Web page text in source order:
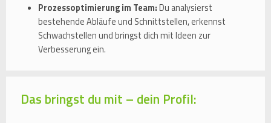
Prozessoptimierung im Team:Du analysierst
bestehende Abläufe und Schnittstellen, erkennst
Schwachstellen und bringst dich mit Ideen zur
Verbesserung ein.
Das bringst du mit – dein Profil: